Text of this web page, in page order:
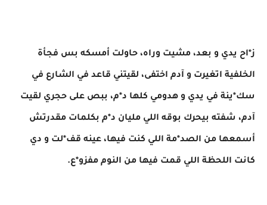
ز*اح يدي و بعد، مشيت وراه، حاولت أمسكه بس فجأة
الخلفية اتغيرت و آدم اختفى، لقيتني قاعد في الشارع في
سك*ينة في يدي و هدومي كلها د*م، ببص على حجري لقيت
آدم، شفته بيحرك بوقه اللي مليان د*م بكلمات مقدرتش
أسمعها من الصد*مة اللي كنت فيها، عينه قف*لت و دي
كانت اللحظة اللي قمت فيها من النوم مفزو*ع.